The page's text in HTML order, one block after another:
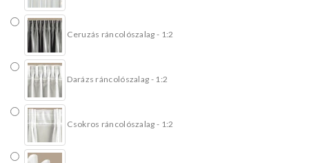
Ceruzás ráncolószalag - 1:2
Darázs ráncolószalag - 1:2
Csokros ráncolószalag - 1:2